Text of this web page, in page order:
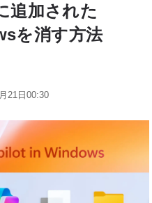
追加された
を消す方法
21日00:30